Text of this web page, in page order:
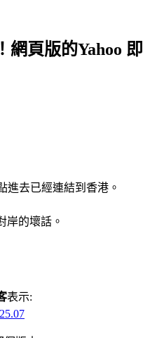
網頁版的Yahoo 即
進去已經連結到香港。
岸的壞話。
表示: